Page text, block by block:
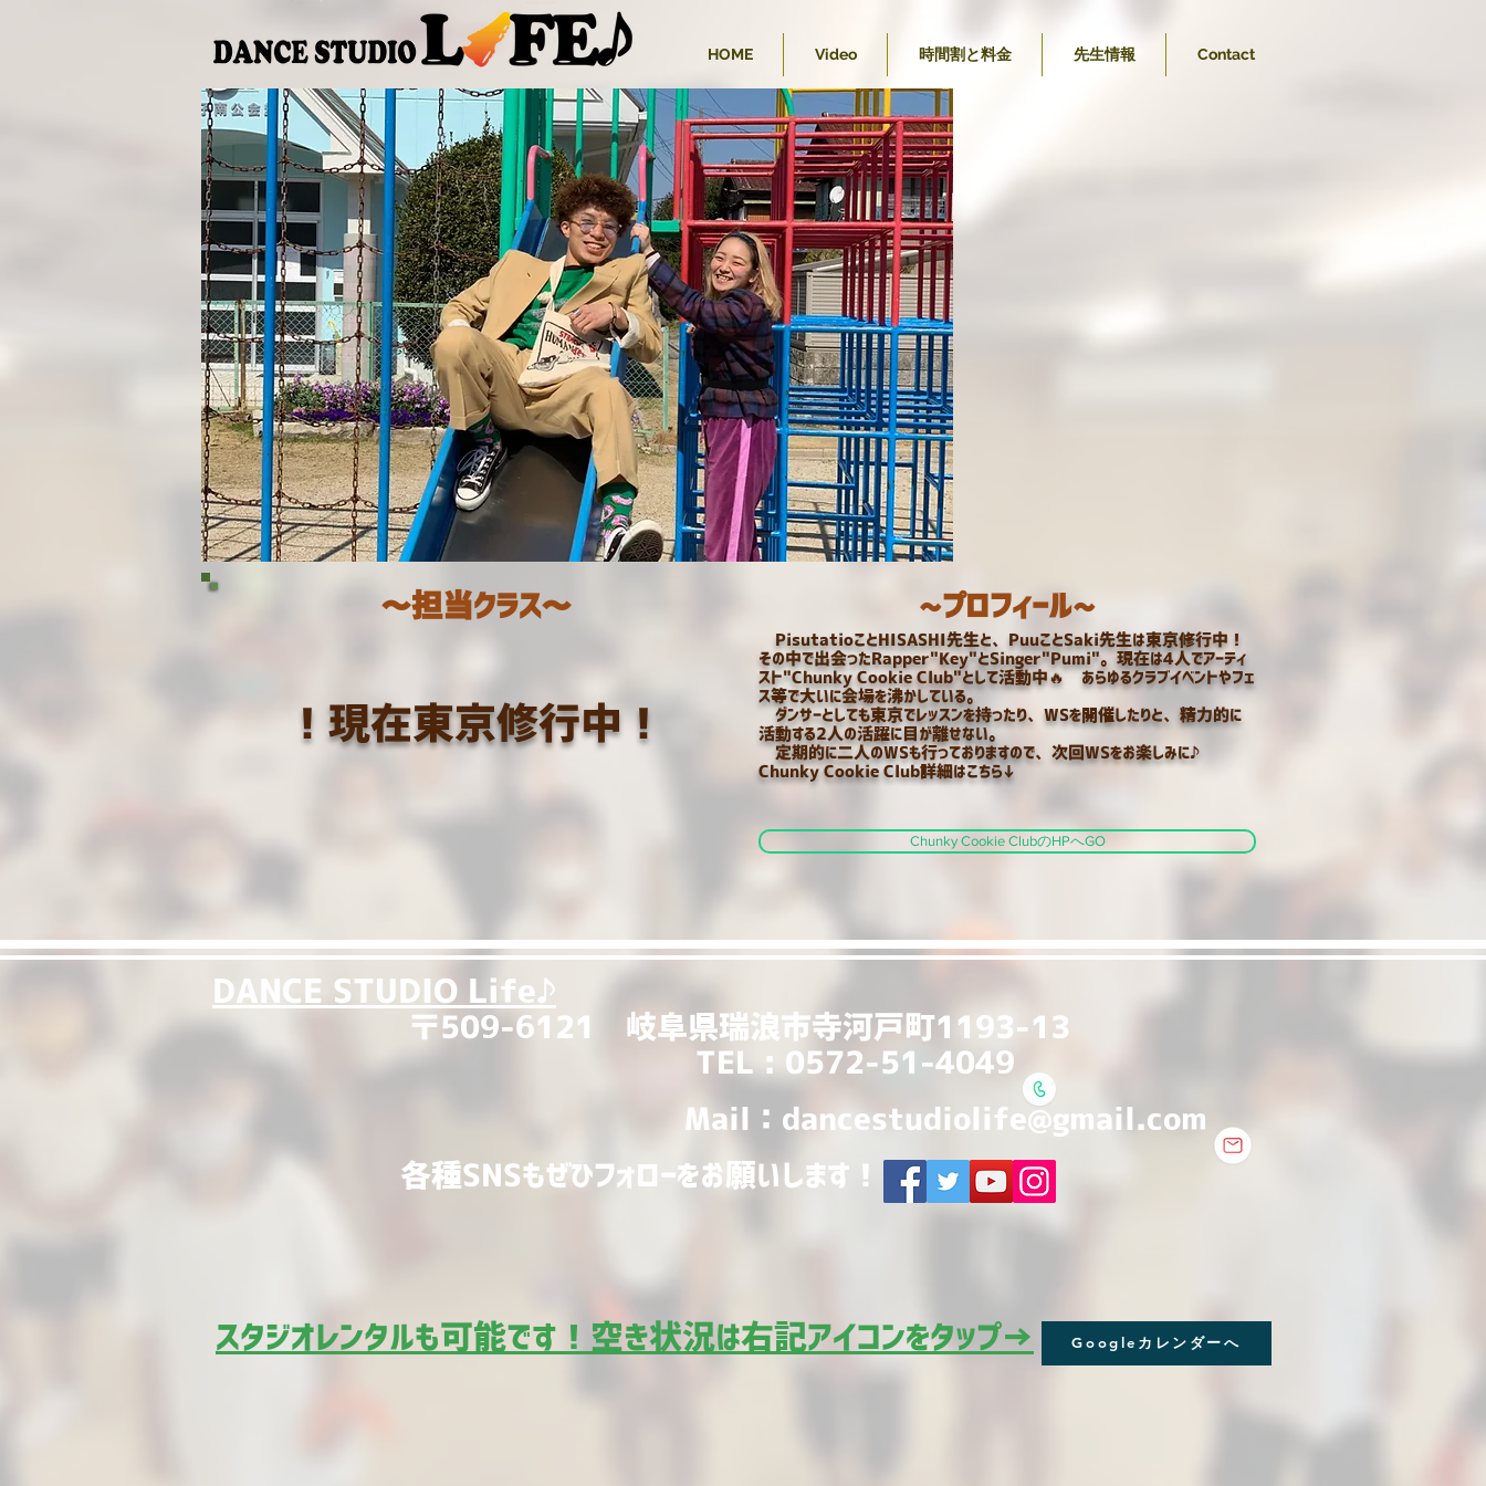
HOME Video 時間割と料金 先生情報 Contact
Pisutatio
Puu
～担当クラス～
！​現在東京修行中！
~プロフィール~
PisutatioことHISASHI先生と、PuuことSaki先生は東京修行中！
その中で出会ったRapper"Key"とSinger"Pumi"。現在は4人でアーティ
スト"Chunky Cookie Club"として活動中🔥
あらゆるクラブイベントやフェ
ス等で大いに会場を沸かしている。
ダンサーとしても東京でレッスンを持ったり、WSを開催したりと、精力的に
活動する2人の活躍に目が離せない。
定期的に二人のWSも行っておりますので、次回WSをお楽しみに♪
​Chunky Cookie Club詳細はこちら↓
Chunky Cookie ClubのHPへGO
DANCE STUDIO Life♪
〒509-6121 岐阜県瑞浪市寺河戸町1193-13
TEL : 0572-51-4049
Mail： dancestudiolife@gmail.com
各種SNSもぜひフォローをお願いします！
​スタジオレンタルも可能です！空き状況は右記アイコンをタップ→ Googleカレンダーへ